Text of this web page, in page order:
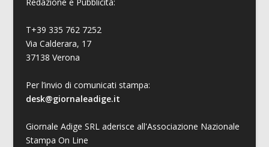
T+39 335 762 7252
Via Calderara, 17
37138 Verona
Per l’invio di comunicati stampa:
desk@giornaleadige.it
Giornale Adige SRL aderisce all'Associazione Nazionale
Stampa On Line